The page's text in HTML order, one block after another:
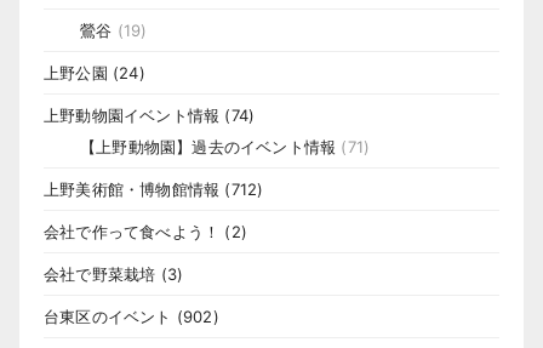
鶯谷 (19)
上野公園 (24)
上野動物園イベント情報 (74)
【上野動物園】過去のイベント情報 (71)
上野美術館・博物館情報 (712)
会社で作って食べよう！ (2)
会社で野菜栽培 (3)
台東区のイベント (902)